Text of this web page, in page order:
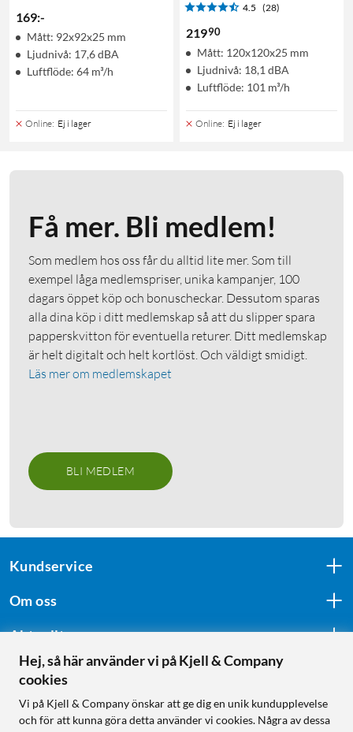
169:-
Mått: 92x92x25 mm
Ljudnivå: 17,6 dBA
Luftflöde: 64 m³/h
Online: Ej i lager
4.5 (28)
21990
Mått: 120x120x25 mm
Ljudnivå: 18,1 dBA
Luftflöde: 101 m³/h
Online: Ej i lager
Få mer. Bli medlem!
Som medlem hos oss får du alltid lite mer. Som till
exempel låga medlemspriser, unika kampanjer, 100
dagars öppet köp och bonuscheckar. Dessutom sparas
alla dina köp i ditt medlemskap så att du slipper spara
papperskvitton för eventuella returer. Ditt medlemskap
är helt digitalt och helt kortlöst. Och väldigt smidigt.
Läs mer om medlemskapet
BLI MEDLEM
Kundservice
Om oss
Aktuellt
Följ oss
Hej, så här använder vi på Kjell & Company
cookies
Vi på Kjell & Company önskar att ge dig en unik kundupplevelse
och för att kunna göra detta använder vi cookies. Några av dessa